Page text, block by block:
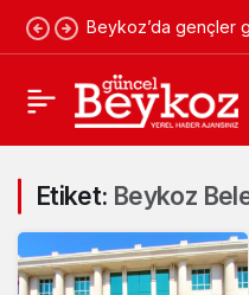
Beykoz’da gençler
Etiket: Beykoz